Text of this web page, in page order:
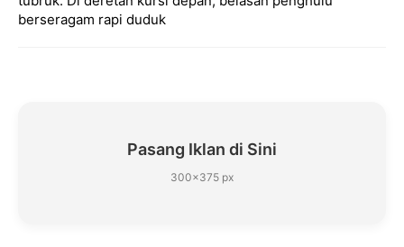
berseragam rapi duduk
Pasang Iklan di Sini
300×375 px